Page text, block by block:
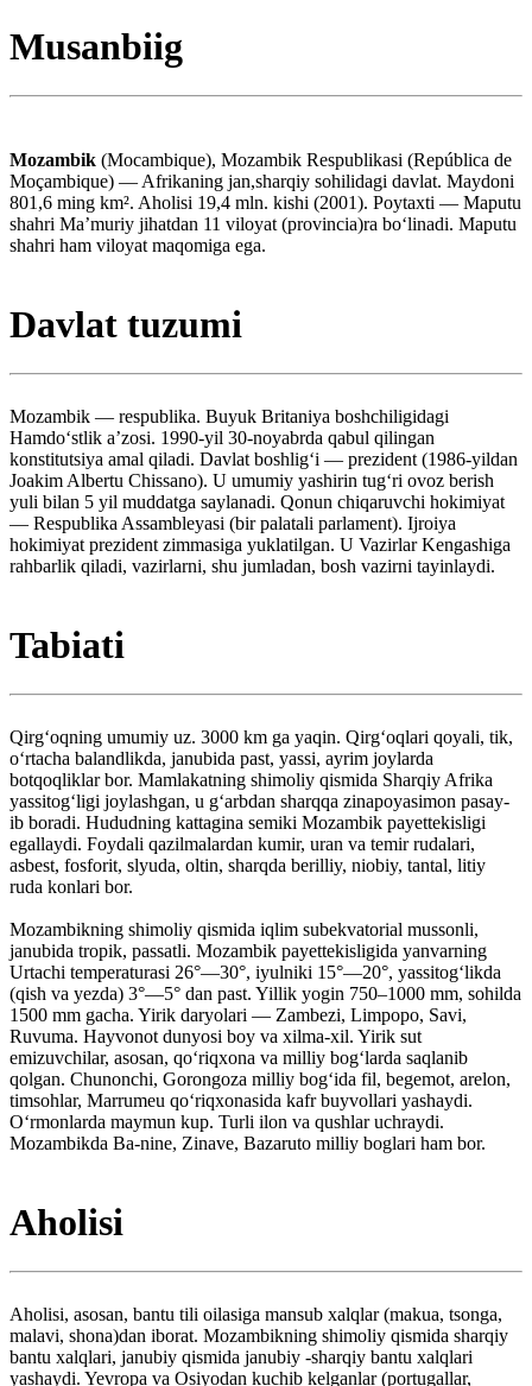
Musanbiig
Mozambik (Mocambique), Mozambik Respublikasi (República de
Moçambique) — Afrikaning jan,sharqiy sohilidagi davlat. Maydoni
801,6 ming km². Aholisi 19,4 mln. kishi (2001). Poytaxti — Maputu
shahri Maʼmuriy jihatdan 11 viloyat (provincia)ra boʻlinadi. Maputu
shahri ham viloyat maqomiga ega.
Davlat tuzumi
Mozambik — respublika. Buyuk Britaniya boshchiligidagi
Hamdoʻstlik aʼzosi. 1990-yil 30-noyabrda qabul qilingan
konstitutsiya amal qiladi. Davlat boshligʻi — prezident (1986-yildan
Joakim Albertu Chissano). U umumiy yashirin tugʻri ovoz berish
yuli bilan 5 yil muddatga saylanadi. Qonun chiqaruvchi hokimiyat
— Respublika Assambleyasi (bir palatali parlament). Ijroiya
hokimiyat prezident zimmasiga yuklatilgan. U Vazirlar Kengashiga
rahbarlik qiladi, vazirlarni, shu jumladan, bosh vazirni tayinlaydi.
Tabiati
Qirgʻoqning umumiy uz. 3000 km ga yaqin. Qirgʻoqlari qoyali, tik,
oʻrtacha balandlikda, janubida past, yassi, ayrim joylarda
botqoqliklar bor. Mamlakatning shimoliy qismida Sharqiy Afrika
yassitogʻligi joylashgan, u gʻarbdan sharqqa zinapoyasimon pasay-
ib boradi. Hududning kattagina semiki Mozambik payettekisligi
egallaydi. Foydali qazilmalardan kumir, uran va temir rudalari,
asbest, fosforit, slyuda, oltin, sharqda berilliy, niobiy, tantal, litiy
ruda konlari bor.
Mozambikning shimoliy qismida iqlim subekvatorial mussonli,
janubida tropik, passatli. Mozambik payettekisligida yanvarning
Urtachi temperaturasi 26°—30°, iyulniki 15°—20°, yassitogʻlikda
(qish va yezda) 3°—5° dan past. Yillik yogin 750–1000 mm, sohilda
1500 mm gacha. Yirik daryolari — Zambezi, Limpopo, Savi,
Ruvuma. Hayvonot dunyosi boy va xilma-xil. Yirik sut
emizuvchilar, asosan, qoʻriqxona va milliy bogʻlarda saqlanib
qolgan. Chunonchi, Gorongoza milliy bogʻida fil, begemot, arelon,
timsohlar, Marrumeu qoʻriqxonasida kafr buyvollari yashaydi.
Oʻrmonlarda maymun kup. Turli ilon va qushlar uchraydi.
Mozambikda Ba-nine, Zinave, Bazaruto milliy boglari ham bor.
Aholisi
Aholisi, asosan, bantu tili oilasiga mansub xalqlar (makua, tsonga,
malavi, shona)dan iborat. Mozambikning shimoliy qismida sharqiy
bantu xalqlari, janubiy qismida janubiy -sharqiy bantu xalqlari
yashaydi. Yevropa va Osiyodan kuchib kelganlar (portugallar,